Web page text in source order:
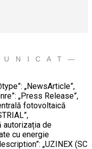
U N I C A T —
„NewsArticle”,
„Press Release”,
fotovoltaică
autorizația de
cu energie
„UZINEX (SC